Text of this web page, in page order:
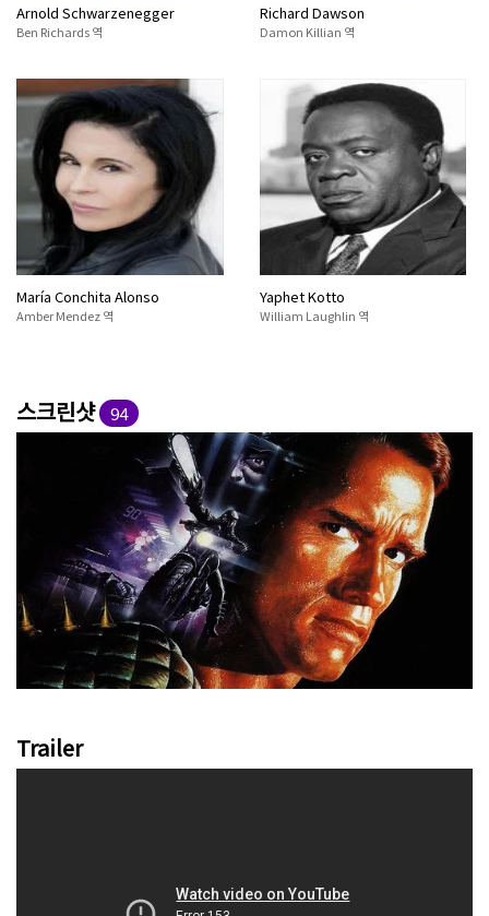
Arnold Schwarzenegger
Ben Richards 역
Richard Dawson
Damon Killian 역
María Conchita Alonso
Amber Mendez 역
Yaphet Kotto
William Laughlin 역
스크린샷 94
Trailer